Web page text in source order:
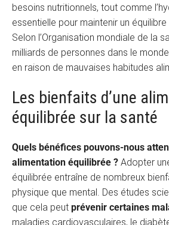
besoins nutritionnels, tout comme
essentielle pour maintenir un
Selon l’Organisation mondiale de la
milliards de personnes dans le
en raison de mauvaises habitudes
Les bienfaits d’une
équilibrée sur la santé
Quels bénéfices pouvons-nous
alimentation équilibrée ? Adopter
équilibrée entraîne de nombreux
physique que mental. Des études
que cela peut prévenir certaines
maladies cardiovasculaires, le